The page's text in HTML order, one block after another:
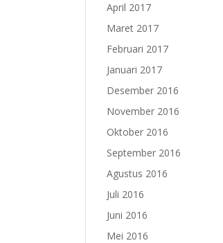
April 2017
Maret 2017
Februari 2017
Januari 2017
Desember 2016
November 2016
Oktober 2016
September 2016
Agustus 2016
Juli 2016
Juni 2016
Mei 2016